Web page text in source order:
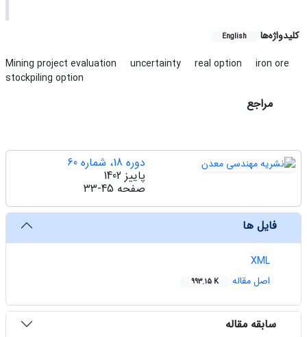
کلیدواژه‌ها English
Mining project evaluation uncertainty real option
iron ore
stockpiling option
مراجع
دوره 18، شماره 60
پاییز 1402
صفحه 33-45
فایل ها
XML
اصل مقاله
993.15 K
سابقه مقاله